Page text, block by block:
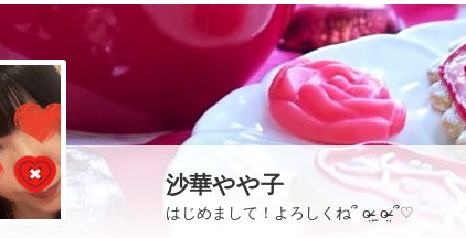
沙華やや子
はじめまして！よろしくね՞ o̴̶̷̤ ̫ o̴̶̷̤ ՞♡